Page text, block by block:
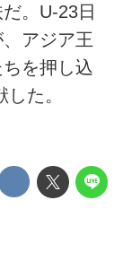
。U-23日
アジア王
を押し込
た。